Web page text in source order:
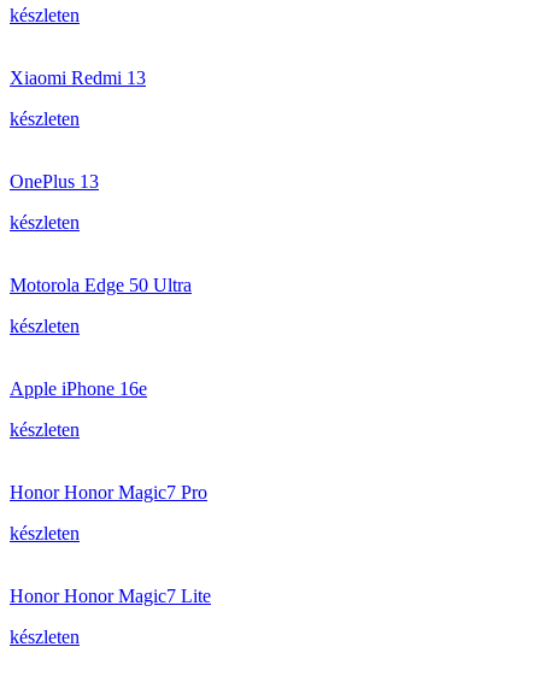
készleten
Xiaomi Redmi 13
készleten
OnePlus 13
készleten
Motorola Edge 50 Ultra
készleten
Apple iPhone 16e
készleten
Honor Honor Magic7 Pro
készleten
Honor Honor Magic7 Lite
készleten